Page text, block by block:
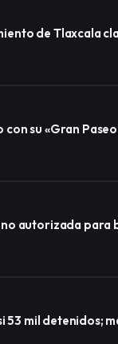
de Tlaxcala
su «Gran
autorizada para
mil detenidos;